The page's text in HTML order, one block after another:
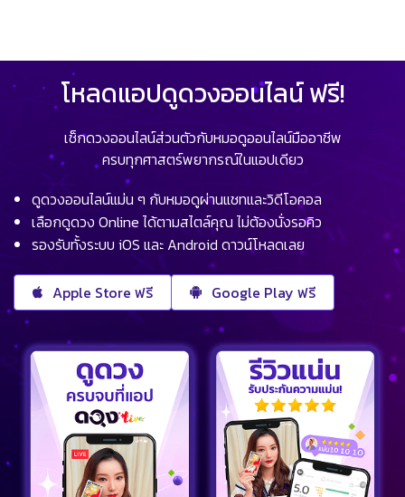
โหลดแอปดูดวงออนไลน์ ฟรี!
เช็กดวงออนไลน์ส่วนตัวกับหมอดูออนไลน์มืออาชีพ
ครบทุกศาสตร์พยากรณ์ในแอปเดียว
ดูดวงออนไลน์แม่น ๆ กับหมอดูผ่านแชทและวิดีโอคอล
เลือกดูดวง Online ได้ตามสไตล์คุณ ไม่ต้องนั่งรอคิว
รองรับทั้งระบบ iOS และ Android ดาวน์โหลดเลย
Apple Store ฟรี Google Play ฟรี